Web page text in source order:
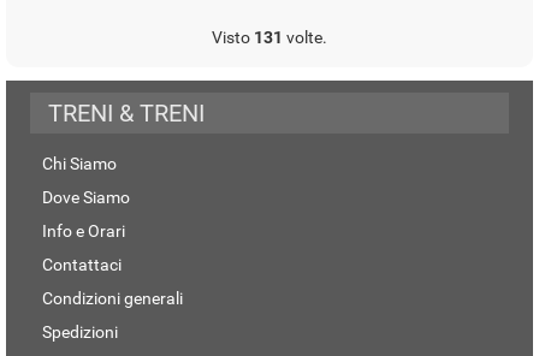
Visto 131 volte.
TRENI & TRENI
Chi Siamo
Dove Siamo
Info e Orari
Contattaci
Condizioni generali
Spedizioni